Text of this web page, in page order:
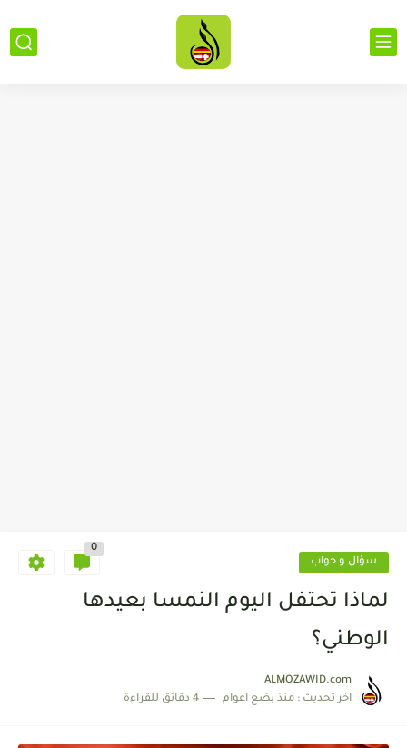
سؤال و جواب
0
لماذا تحتفل اليوم النمسا بعيدها
الوطني؟
ALMOZAWID.com
اخر تحديث : منذ بضع اعوام 4 دقائق للقراءة